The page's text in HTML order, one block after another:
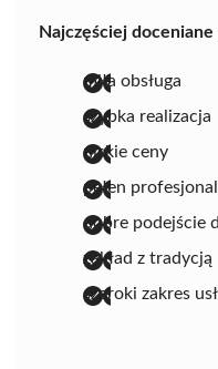
Najczęściej
miła obsługa
szybka realizacja
niskie ceny
pełen
dobre podejście
zakład z tradycją
szeroki zakres